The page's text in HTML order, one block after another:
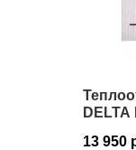
DELTA
13 950